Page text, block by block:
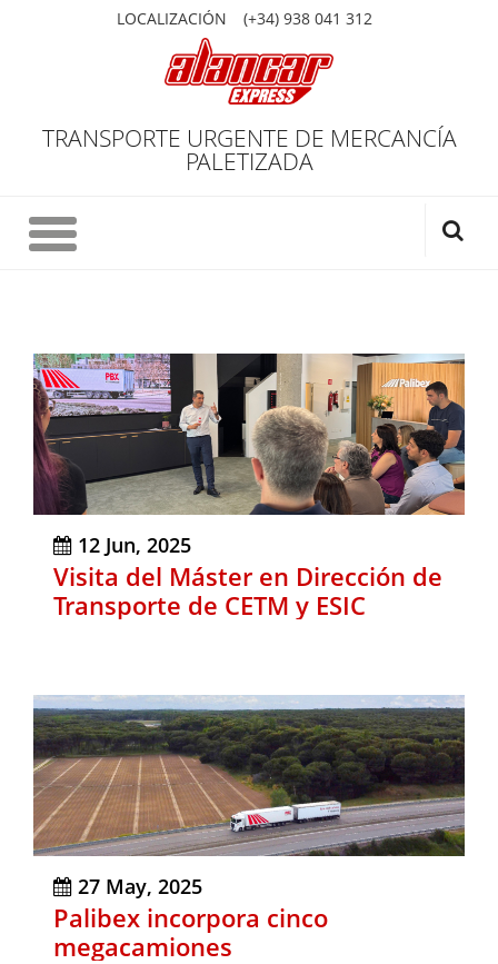
LOCALIZACIÓN (+34) 938 041 312
TRANSPORTE URGENTE DE MERCANCÍA
PALETIZADA
12 Jun, 2025
Visita del Máster en Dirección de
Transporte de CETM y ESIC
27 May, 2025
Palibex incorpora cinco
megacamiones